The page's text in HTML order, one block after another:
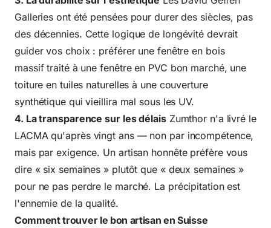
Galleries ont été pensées pour durer des siècles, pas
des décennies. Cette logique de longévité devrait
guider vos choix : préférer une fenêtre en bois
massif traité à une fenêtre en PVC bon marché, une
toiture en tuiles naturelles à une couverture
synthétique qui vieillira mal sous les UV.
4. La transparence sur les délaisZumthor n'a livré le
LACMA qu'après vingt ans — non par incompétence,
mais par exigence. Un artisan honnête préfère vous
dire « six semaines » plutôt que « deux semaines »
pour ne pas perdre le marché. La précipitation est
l'ennemie de la qualité.
Comment trouver le bon artisan en Suisse